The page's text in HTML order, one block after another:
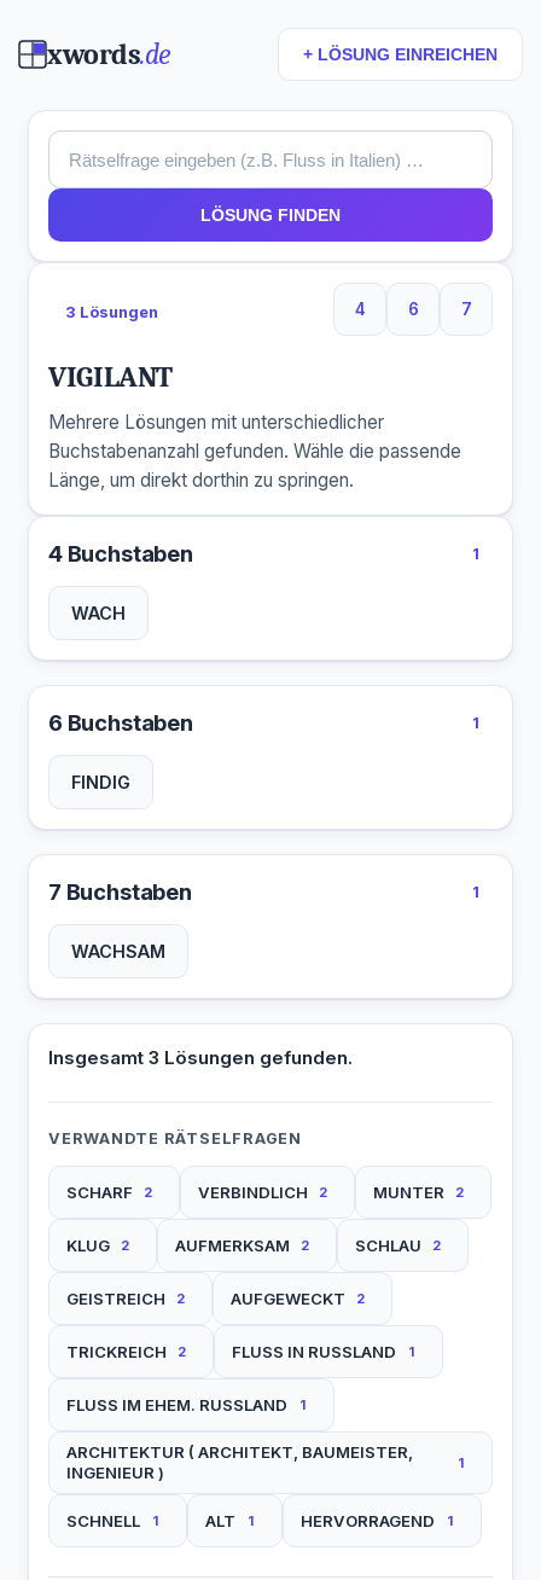
xwords.de + LÖSUNG EINREICHEN
LÖSUNG FINDEN
3 Lösungen 4
4 Buchstaben
6
6 Buchstaben
7
7
VIGILANT
Mehrere Lösungen mit unterschiedlicher
Buchstabenanzahl gefunden. Wähle die passende
Länge, um direkt dorthin zu springen.
4 Buchstaben 1
WACH
6 Buchstaben 1
FINDIG
7 Buchstaben 1
WACHSAM
Insgesamt 3 Lösungen gefunden.
VERWANDTE RÄTSELFRAGEN
SCHARF 2 VERBINDLICH 2 MUNTER 2
KLUG 2 AUFMERKSAM 2 SCHLAU 2
GEISTREICH 2 AUFGEWECKT 2
TRICKREICH 2 FLUSS IN RUSSLAND 1
FLUSS IM EHEM. RUSSLAND 1
ARCHITEKTUR ( ARCHITEKT, BAUMEISTER,
INGENIEUR )
1
SCHNELL 1 ALT 1 HERVORRAGEND 1